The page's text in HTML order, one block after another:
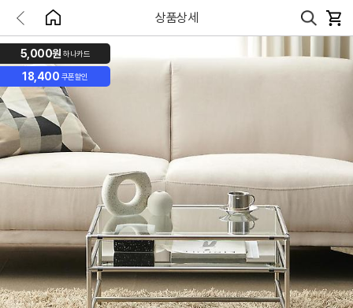
상품상세
5,000원 하나카드
18,400 쿠폰할인